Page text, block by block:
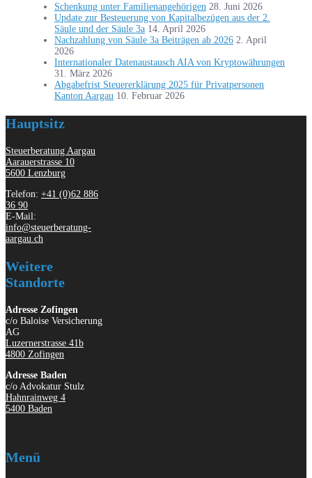
Schenkung unter Familienangehörigen 28. Juni 2026
Update zur Besteuerung von Kapitalbezügen aus der 2.
Säule und der Säule 3a 14. April 2026
Nachzahlung von Säule 3a Beiträgen ab 2026 2. April
2026
Internationaler Datenaustausch AIA von Kryptowährungen
31. März 2026
Abgabefrist Steuererklärung 2025 für Privatpersonen
Kanton Aargau 10. Februar 2026
Hauptsitz
Steuerberatung Aargau
Aarauerstrasse 10
5600 Lenzburg
Telefon: +41 (0)62 886
36 90
E-Mail:
info@steuerberatung-
aargau.ch
Weitere
Standorte
Adresse Zofingen
c/o Baloise Versicherung
AG
Luzernerstrasse 41b
4800 Zofingen
Adresse Baden
c/o Advokatur Stulz
Hahnrainweg 4
5400 Baden
Menü